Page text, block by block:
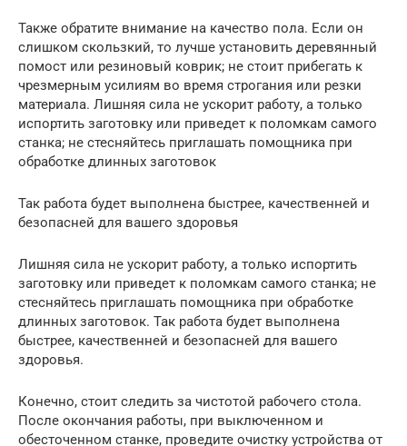
Также обратите внимание на качество пола. Если он
слишком скользкий, то лучше установить деревянный
помост или резиновый коврик; не стоит прибегать к
чрезмерным усилиям во время строгания или резки
материала. Лишняя сила не ускорит работу, а только
испортить заготовку или приведет к поломкам самого
станка; не стесняйтесь приглашать помощника при
обработке длинных заготовок
Так работа будет выполнена быстрее, качественней и
безопасней для вашего здоровья
Лишняя сила не ускорит работу, а только испортить
заготовку или приведет к поломкам самого станка; не
стесняйтесь приглашать помощника при обработке
длинных заготовок. Так работа будет выполнена
быстрее, качественней и безопасней для вашего
здоровья.
Конечно, стоит следить за чистотой рабочего стола.
После окончания работы, при выключенном и
обесточенном станке, проведите очистку устройства от